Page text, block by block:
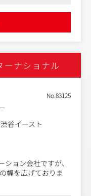
岐に渡ります。
アントと膝をつき合
らご参加いただ
意な方、また取材・
ジものの企画・編
スキルも活かしてい
ロデューサー、(We
ーライターという
ございますので、ご
ーナショナル
No.83125
谷イースト
ョン会社ですが、
幅を広げておりま